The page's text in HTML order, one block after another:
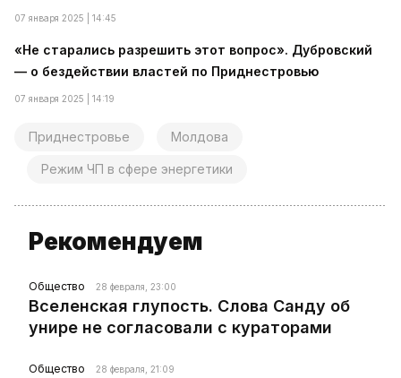
07 января 2025 | 14:45
«Не старались разрешить этот вопрос». Дубровский
— о бездействии властей по Приднестровью
07 января 2025 | 14:19
Приднестровье Молдова
Режим ЧП в сфере энергетики
Рекомендуем
Общество 28 февраля, 23:00
Вселенская глупость. Слова Санду об
унире не согласовали с кураторами
Общество 28 февраля, 21:09